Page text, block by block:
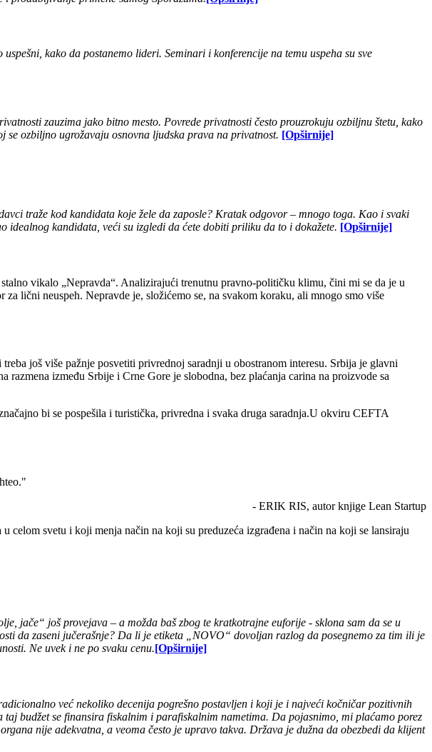
kako da postanemo lideri. Seminari i konferencije na temu uspeha su sve
zauzima jako bitno mesto. Povrede privatnosti često prouzrokuju ozbiljnu štetu, kako
se ozbiljno ugrožavaju osnovna ljudska prava na privatnost. [Opširnije]
traže kod kandidata koje žele da zaposle? Kratak odgovor ‒ mnogo toga. Kao i svaki
idealnog kandidata, veći su izgledi da ćete dobiti priliku da to i dokažete. [Opširnije]
vikalo „Nepravda“. Analizirajući trenutnu pravno-političku klimu, čini mi se da je u
lični neuspeh. Nepravde je, složićemo se, na svakom koraku, ali mnogo smo više
još više pažnje posvetiti privrednoj saradnji u obostranom interesu. Srbija je glavni
razmena između Srbije i Crne Gore je slobodna, bez plaćanja carina na proizvode sa
bi se pospešila i turistička, privredna i svaka druga saradnja.U okviru CEFTA
- ERIK RIS, autor knjige Lean Startup
celom svetu i koji menja način na koji su preduzeća izgrađena i način na koji se lansiraju
jače“ još provejava – a možda baš zbog te kratkotrajne euforije - sklona sam da se u
da zaseni jučerašnje? Da li je etiketa „NOVO“ dovoljan razlog da posegnemo za tim ili je
Ne uvek i ne po svaku cenu.[Opširnije]
već nekoliko decenija pogrešno postavljen i koji je i najveći kočničar pozitivnih
budžet se finansira fiskalnim i parafiskalnim nametima. Da pojasnimo, mi plaćamo porez
nije adekvatna, a veoma često je upravo takva. Država je dužna da obezbedi da klijent